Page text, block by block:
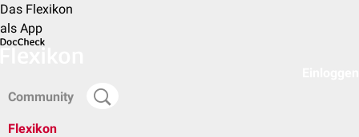
Das Flexikon
als App
Community
Flexikon